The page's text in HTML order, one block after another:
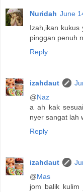
Nuridah June
Izah,ikan kukus
pinggan penuh
Reply
izahdaut
@Naz
a ah kak
nyer sangat lah
Reply
izahdaut
@Mas
jom balik